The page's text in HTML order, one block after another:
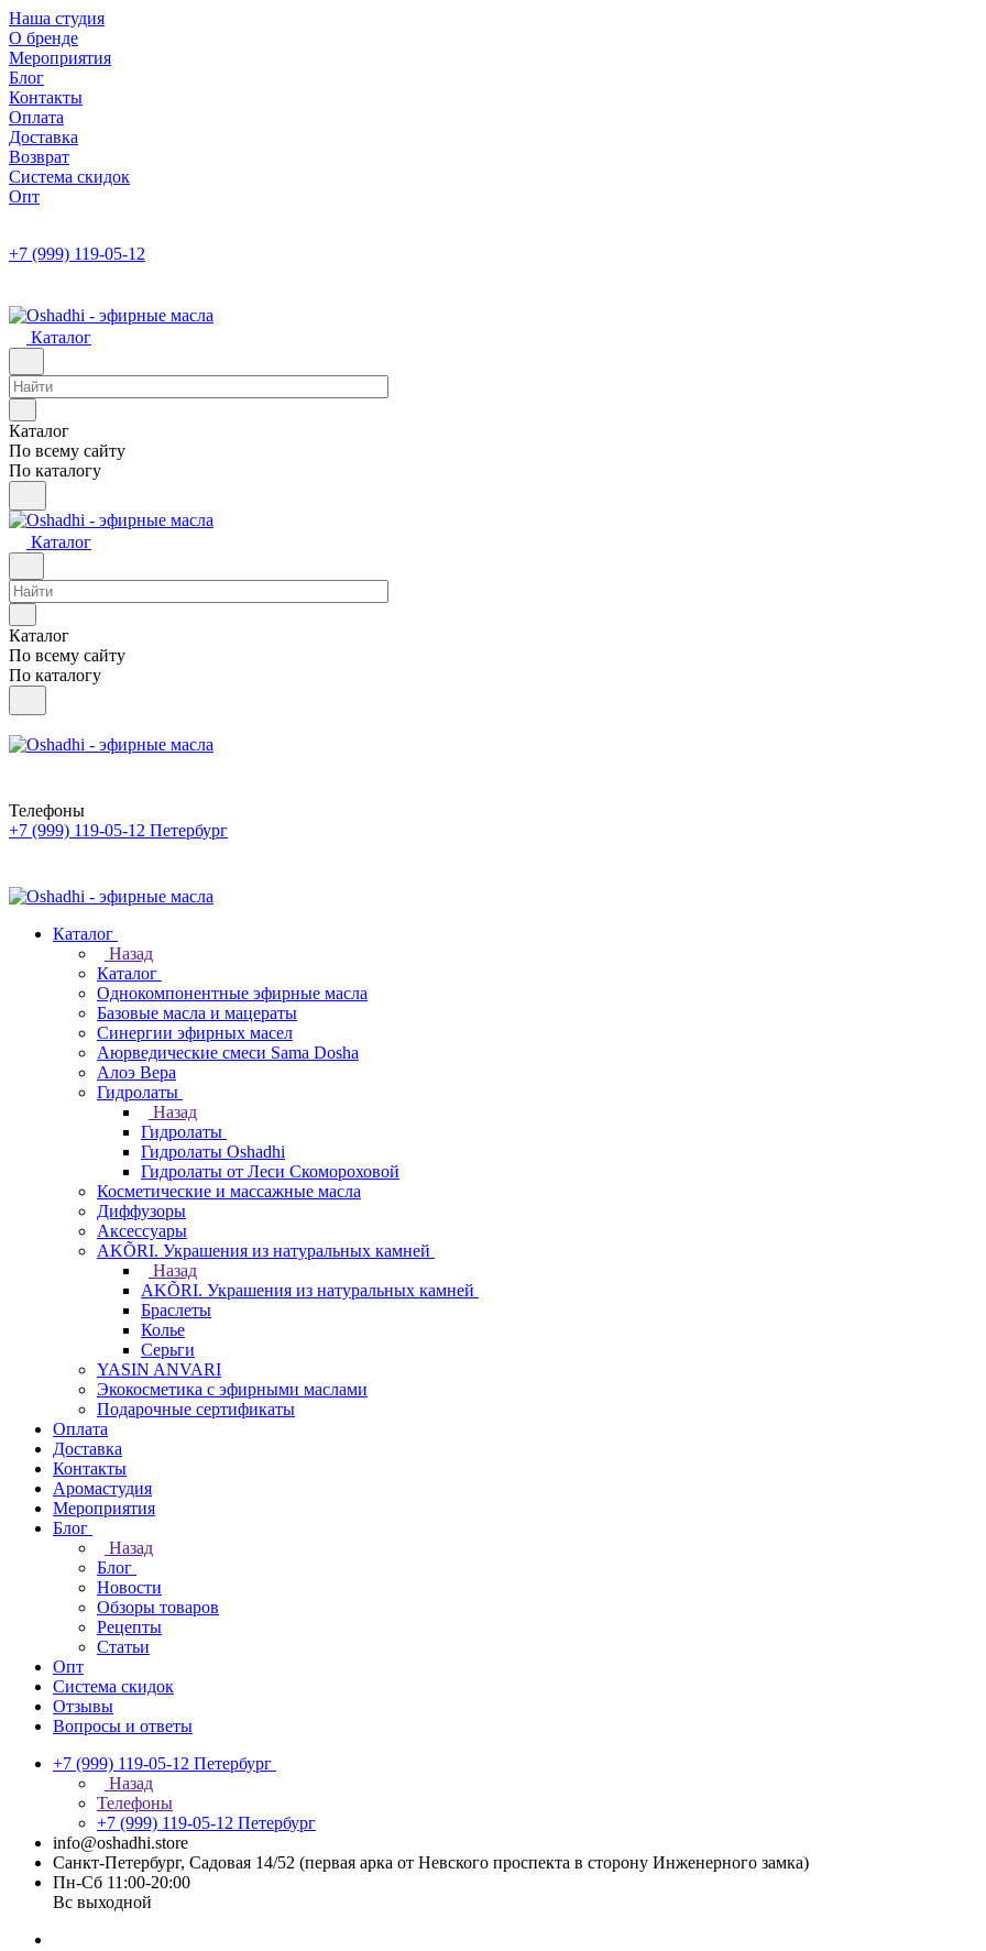
Наша студия
О бренде
Мероприятия
Блог
Контакты
Оплата
Доставка
Возврат
Система скидок
Опт
+7 (999) 119-05-12
Каталог
Каталог
По всему сайту
По каталогу
Каталог
Каталог
По всему сайту
По каталогу
Телефоны
+7 (999) 119-05-12 Петербург
Каталог
Назад
Каталог
Однокомпонентные эфирные масла
Базовые масла и мацераты
Синергии эфирных масел
Аюрведические смеси Sama Dosha
Алоэ Вера
Гидролаты
Назад
Гидролаты
Гидролаты Oshadhi
Гидролаты от Леси Скомороховой
Косметические и массажные масла
Диффузоры
Аксессуары
AKÕRI. Украшения из натуральных камней
Назад
AKÕRI. Украшения из натуральных камней
Браслеты
Колье
Серьги
YASIN ANVARI
Экокосметика с эфирными маслами
Подарочные сертификаты
Оплата
Доставка
Контакты
Аромастудия
Мероприятия
Блог
Назад
Блог
Новости
Обзоры товаров
Рецепты
Статьи
Опт
Система скидок
Отзывы
Вопросы и ответы
+7 (999) 119-05-12 Петербург
Назад
Телефоны
+7 (999) 119-05-12 Петербург
info@oshadhi.store
Санкт-Петербург, Садовая 14/52 (первая арка от Невского проспекта в сторону Инженерного замка)
Пн-Сб 11:00-20:00
Вс выходной